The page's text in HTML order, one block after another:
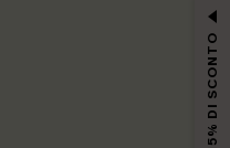
15% DI SCONTO